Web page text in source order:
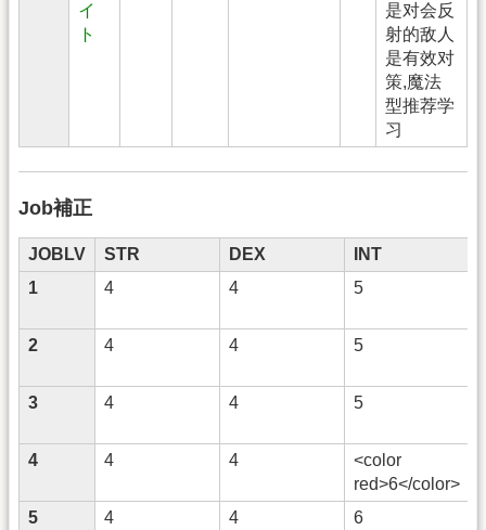
イ
ト
是对会反
射的敌人
是有效对
策,魔法
型推荐学
习
Job補正
JOBLV STR DEX INT
1
4 4 5
2 4 4 5
3 4 4 5
4 4 4
<color
red>6</color>
5
4 4 6